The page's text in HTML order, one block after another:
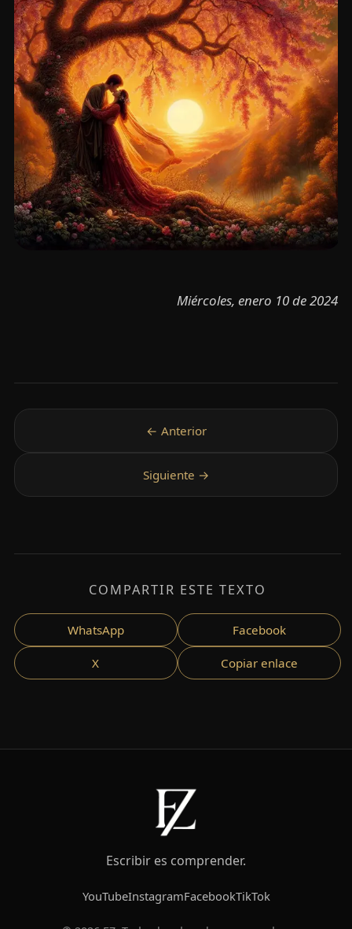
Miércoles, enero 10 de 2024
COMPARTIR ESTE TEXTO
WhatsApp Facebook
X Copiar enlace
Escribir es comprender.
YouTubeInstagramFacebookTikTok